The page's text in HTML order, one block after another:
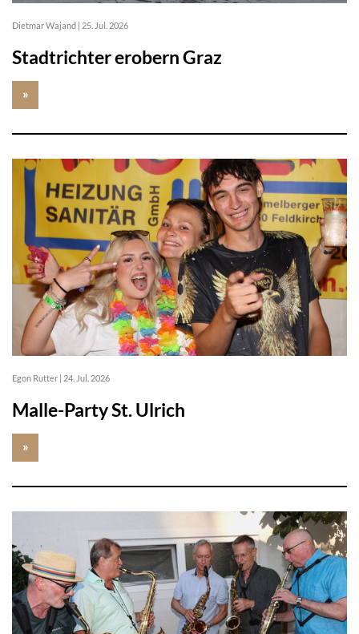
Dietmar Wajand 25. Jul. 2026
Stadtrichter erobern Graz
»
Egon Rutter | 24. Jul. 2026
Malle-Party St. Ulrich
»